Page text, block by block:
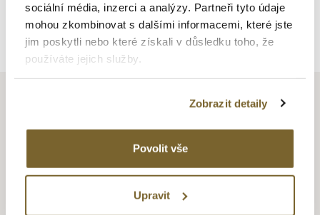
sociální média, inzerci a analýzy. Partneři tyto údaje
mohou zkombinovat s dalšími informacemi, které jste
jim poskytli nebo které získali v důsledku toho, že
používáte jejich služby.
Zobrazit detaily
Povolit vše
Upravit
Zpět na výpis
ALTMAN JEWELLERY